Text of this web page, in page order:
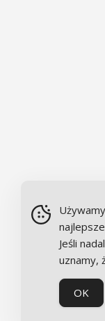
Jeśli
uznamy,
OK